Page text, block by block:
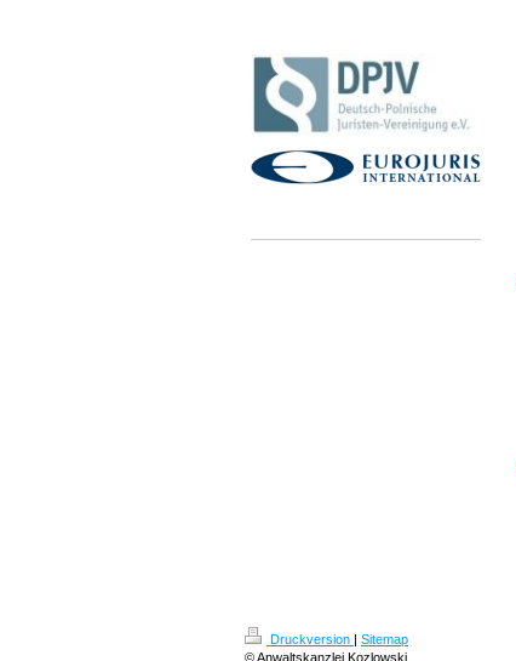
Druckversion | Sitemap
© Anwaltskanzlei Kozlowski